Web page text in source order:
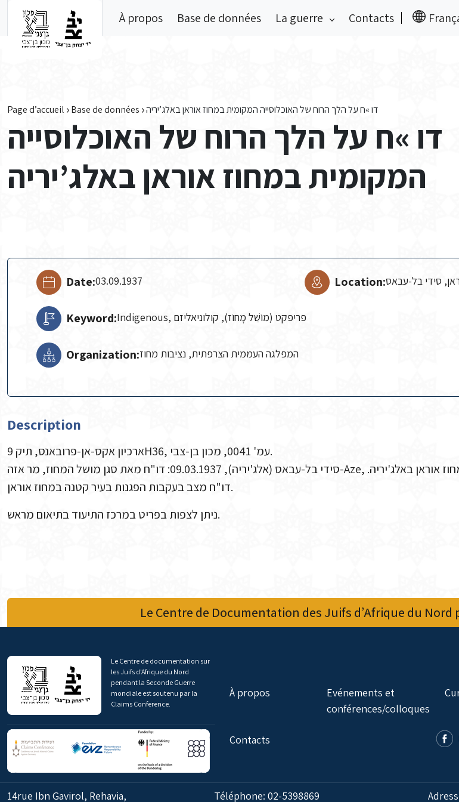
À propos Base de données La guerre Contacts
Page d’accueil Base de données דו »ח על הלך הרוח של האוכלוסייה המקומית במחוז אוראן באלג’יריה
דו »ח על הלך הרוח של האוכלוסייה
המקומית במחוז אוראן באלג’יריה
Date:03.09.1937 Location:סידי בל-עבאס
Keyword: Indigenous, פריפקט (מוֹשֵׁל מָחוֹז), קולוניאליזם
Organization:המפלגה העממית הצרפתית, נציבות מחוז
Description
ארכיון אקס-אן-פרובאנס, תיק 9H36, עמ' 0041, מכון בן-צבי.
סידי בל-עבאס (אלג'יריה), 09.03.1937: דו"ח מאת סגן מושל המחוז, מר אזה-Aze, למושל מחוז אוראן באלג'יריה.
דו"ח מצב בעקבות הפגנות בעיר קטנה במחוז אוראן.
ניתן לצפות בפריט במרכז התיעוד בתיאום מראש.
Le Centre de Documentation des Juifs d’Afrique du
Le Centre de documentation sur
les Juifs d'Afrique du Nord
pendant la Seconde Guerre
mondiale est soutenu par la
Claims Conference.
À propos
Evénements et
conférences/colloques
Contacts
14rue Ibn Gavirol, Rehavia, Téléphone:02-5398869